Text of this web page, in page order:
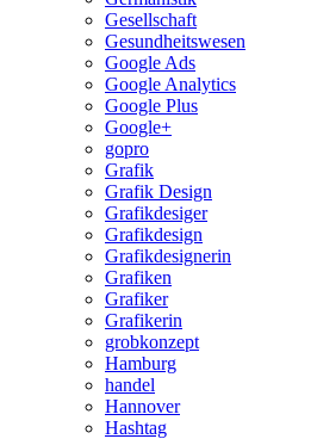
Gesellschaft
Gesundheitswesen
Google Ads
Google Analytics
Google Plus
Google+
gopro
Grafik
Grafik Design
Grafikdesiger
Grafikdesign
Grafikdesignerin
Grafiken
Grafiker
Grafikerin
grobkonzept
Hamburg
handel
Hannover
Hashtag